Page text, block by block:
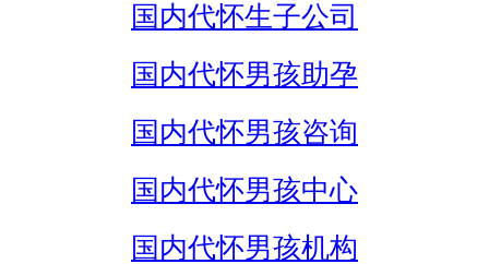
国内代怀生子公司
国内代怀男孩助孕
国内代怀男孩咨询
国内代怀男孩中心
国内代怀男孩机构